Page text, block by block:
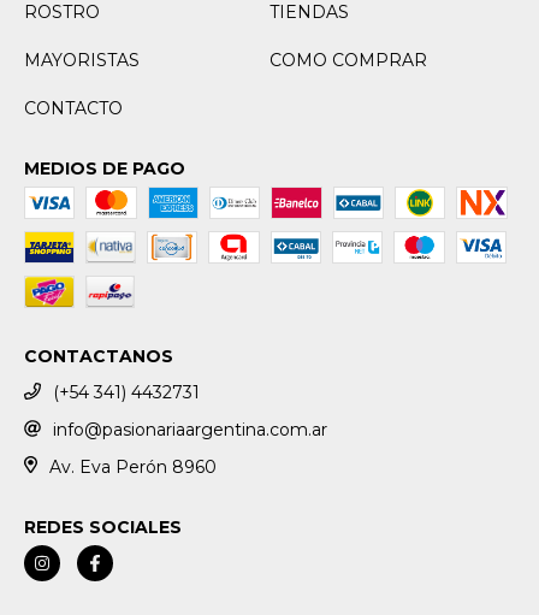
ROSTRO TIENDAS
MAYORISTAS COMO COMPRAR
CONTACTO
MEDIOS DE PAGO
CONTACTANOS
(+54 341) 4432731
info@pasionariaargentina.com.ar
Av. Eva Perón 8960
REDES SOCIALES